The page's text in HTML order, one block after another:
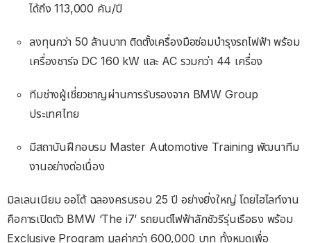
ได้ถึง 113,000 คัน/ปี
ลงทุนกว่า 50 ล้านบาท ติดตั้งเครื่องมือซ่อมบำรุงรถไฟฟ้า พร้อม
เครื่องชาร์จ DC 160 kW และ AC รวมกว่า 44 เครื่อง
ทีมช่างผู้เชี่ยวชาญผ่านการรับรองจาก BMW Group
ประเทศไทย
มีสถาบันฝึกอบรม Master Automotive Training พัฒนาทีม
งานอย่างต่อเนื่อง
มิลเลนเนียม ออโต้ ฉลองครบรอบ 25 ปี อย่างยิ่งใหญ่ โดยไฮไลท์งาน
คือการเปิดตัว BMW ‘The i7’ รถยนต์ไฟฟ้าลักชัวรีรุ่นเรือธง พร้อม
Exclusive Program มูลค่ากว่า 600,000 บาท ทั้งหมดเพื่อ